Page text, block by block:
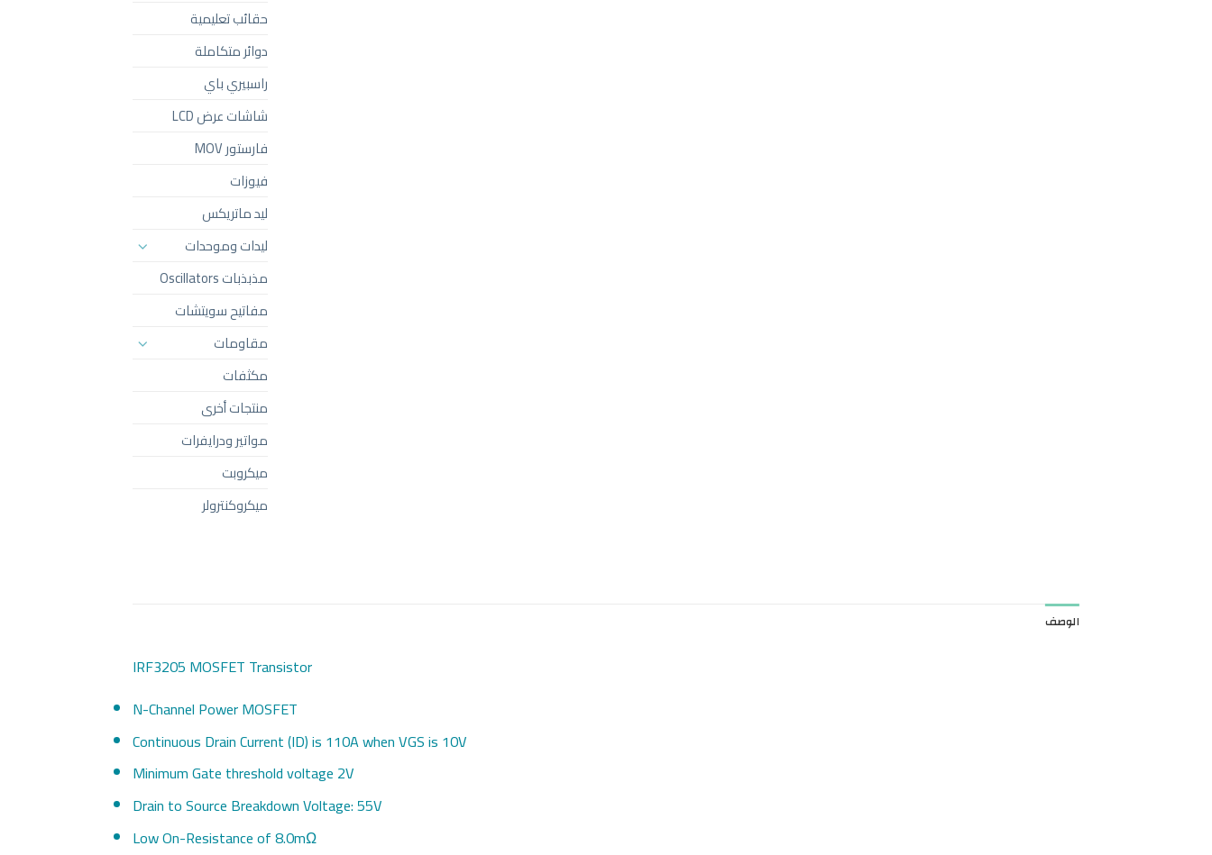
حقائب تعليمية
دوائر متكاملة
راسبيري باي
شاشات عرض LCD
فارستور MOV
فيوزات
ليد ماتريكس
ليدات وموحدات
مذبذبات Oscillators
مفاتيح سويتشات
مقاومات
مكثفات
منتجات أخرى
مواتير ودرايفرات
ميكروبت
ميكروكنترولر
الوصف
IRF3205 MOSFET Transistor
N-Channel Power MOSFET
Continuous Drain Current (ID) is 110A when VGS is 10V
Minimum Gate threshold voltage 2V
Drain to Source Breakdown Voltage: 55V
Low On-Resistance of 8.0mΩ